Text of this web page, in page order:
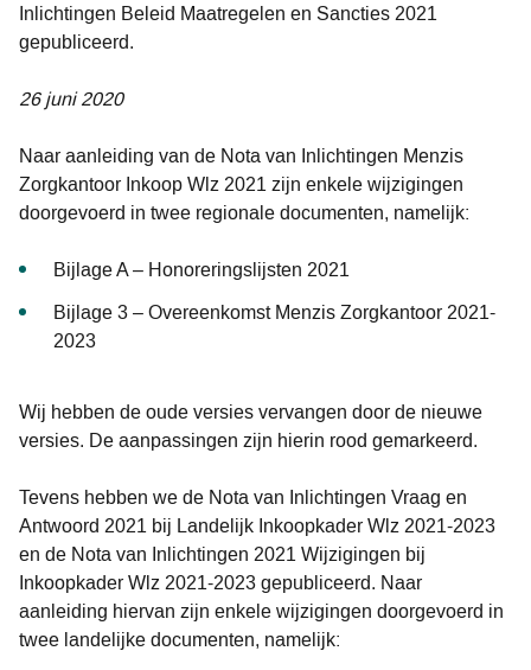
Inlichtingen Beleid Maatregelen en Sancties 2021
gepubliceerd.
26 juni 2020
Naar aanleiding van de Nota van Inlichtingen Menzis
Zorgkantoor Inkoop Wlz 2021 zijn enkele wijzigingen
doorgevoerd in twee regionale documenten, namelijk:
Bijlage A – Honoreringslijsten 2021
Bijlage 3 – Overeenkomst Menzis Zorgkantoor 2021-
2023
Wij hebben de oude versies vervangen door de nieuwe
versies. De aanpassingen zijn hierin rood gemarkeerd.
Tevens hebben we de Nota van Inlichtingen Vraag en
Antwoord 2021 bij Landelijk Inkoopkader Wlz 2021-2023
en de Nota van Inlichtingen 2021 Wijzigingen bij
Inkoopkader Wlz 2021-2023 gepubliceerd. Naar
aanleiding hiervan zijn enkele wijzigingen doorgevoerd in
twee landelijke documenten, namelijk: